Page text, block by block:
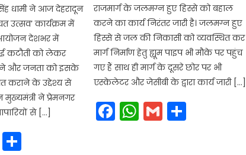
धामी ने आज देहरादून
उत्सव’ कार्यक्रम में
आयोजन देशभर में
कटौती को लेकर
और जनता को इसके
कराने के उद्देश्य से
मुख्यमंत्री ने प्रेमनगर
से […]
Share
राजमार्ग के जलमग्न हुए हिस्से को बहाल
करने का कार्य निरंतर जारी है। जलमग्न हुए
हिस्से से जल की निकासी को व्यवस्थित कर
मार्ग निर्माण हेतु ह्यूम पाइप भी मौके पर पहुंच
गए हैं साथ ही मार्ग के दूसरे छोर पर भी
एस्केलेटर और जेसीबी के द्वारा कार्य जारी […]
Facebook
WhatsApp
Gmail